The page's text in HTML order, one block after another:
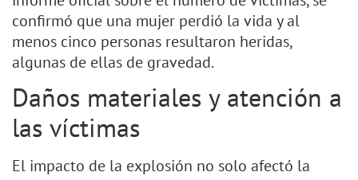
confirmó que una mujer perdió la vida y al
menos cinco personas resultaron heridas,
algunas de ellas de gravedad.
Daños materiales y atención a
las víctimas
El impacto de la explosión no solo afectó la